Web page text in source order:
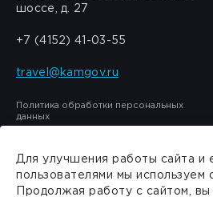
шоссе, д. 27
+7 (4152) 41-03-55
travel@kamgov.ru
Политика обработки персональных
данных
Для улучшения работы сайта и
пользователями мы используем
Продолжая работу с сайтом,